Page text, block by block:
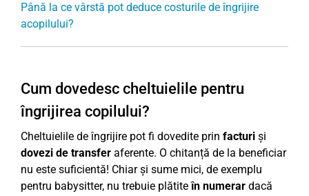
Până la ce vârstă pot deduce costurile de îngrijire
acopilului?
Cum dovedesc cheltuielile pentru
îngrijirea copilului?
Cheltuielile de îngrijire pot fi dovedite prin facturi și
dovezi de transfer aferente. O chitanță de la beneficiar
nu este suficientă! Chiar și sume mici, de exemplu
pentru babysitter, nu trebuie plătiteîn numerar dacă